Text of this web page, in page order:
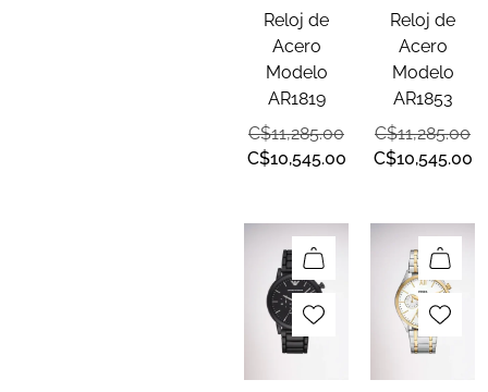
Reloj de
Acero
Modelo
AR1819
C$11,285.00
C$10,545.00
Reloj de
Acero
Modelo
AR1853
C$11,285.00
C$10,545.00